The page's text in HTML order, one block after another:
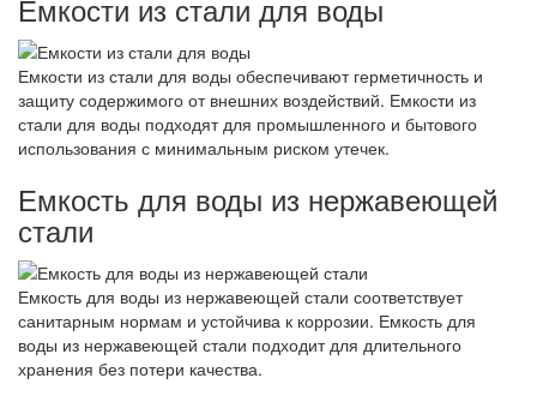
Емкости из стали для воды
Емкости из стали для воды обеспечивают герметичность и
защиту содержимого от внешних воздействий. Емкости из
стали для воды подходят для промышленного и бытового
использования с минимальным риском утечек.
Емкость для воды из нержавеющей
стали
Емкость для воды из нержавеющей стали соответствует
санитарным нормам и устойчива к коррозии. Емкость для
воды из нержавеющей стали подходит для длительного
хранения без потери качества.